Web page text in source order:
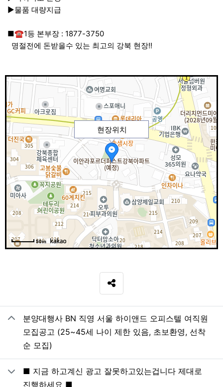
▶물품 대량지급
■☎1등 본부장 : 1877-3750
명절전에 돈받을수 있는 최고의 강북 현장!!
현장위치
50m
SNS 공유
관련자료
분양대행사 BN 직영 서울 하이앤드 오피스텔 여직원
모집공고 (25~45세 나이 제한 있음, 초보환영, 선착
순 모집)
■ 지금 하고계신 광고 잘못하고있는겁니다 제대로
진행하세요 ■